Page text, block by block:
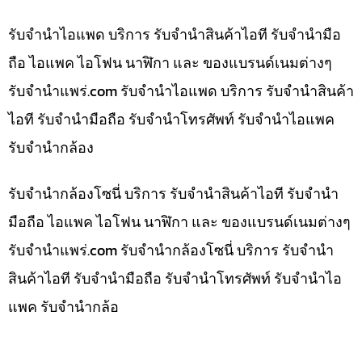
รับจำนำไอแพด บริการ รับจำนำสินค้าไอที รับจำนำมือ
ถือ ไอแพค ไอโฟน นาฬิกา และ ของแบรนด์เนมต่างๆ
รับจํานําแพร่.com รับจำนำไอแพด บริการ รับจำนำสินค้า
ไอที รับจำนำมือถือ รับจำนำโทรศัพท์ รับจำนำไอแพค
รับจำนำกล้อง
รับจำนำกล้องโซนี่ บริการ รับจำนำสินค้าไอที รับจำนำ
มือถือ ไอแพค ไอโฟน นาฬิกา และ ของแบรนด์เนมต่างๆ
รับจํานําแพร่.com รับจำนำกล้องโซนี่ บริการ รับจำนำ
สินค้าไอที รับจำนำมือถือ รับจำนำโทรศัพท์ รับจำนำไอ
แพค รับจำนำกล้อ